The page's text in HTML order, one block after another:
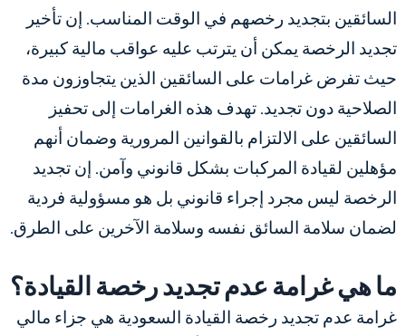
السائقين بتجديد رخصهم في الوقت المناسب. إن تأخير
تجديد الرخصة يمكن أن يترتب عليه عواقب مالية كبيرة،
حيث تفرض غرامات على السائقين الذين يتجاوزون مدة
الصلاحية دون تجديد. تهدف هذه الغرامات إلى تحفيز
السائقين على الالتزام بالقوانين المرورية وضمان أنهم
مؤهلين لقيادة المركبات بشكل قانوني وآمن. إن تجديد
الرخصة ليس مجرد إجراء قانوني بل هو مسؤولية فردية
لضمان سلامة السائق نفسه وسلامة الآخرين على الطرق.
ما هي غرامة عدم تجديد رخصة القيادة؟
غرامة عدم تجديد رخصة القيادة السعودية هي جزاء مالي